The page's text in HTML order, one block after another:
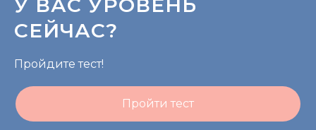
СЕЙЧАС?
Пройдите тест!
Пройти тест